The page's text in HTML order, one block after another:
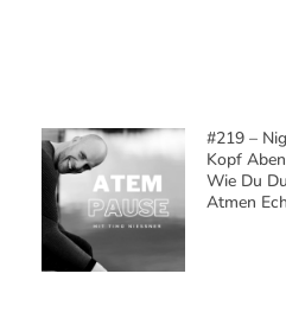
#219 –
Kopf
Wie Du
Atmen